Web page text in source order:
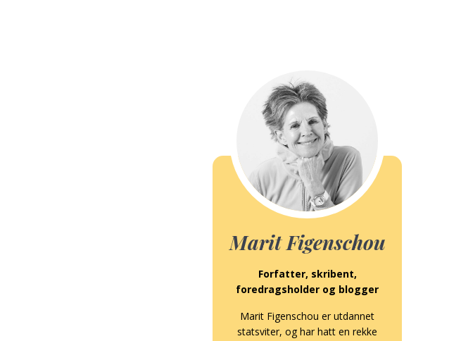
Marit Figenschou
Forfatter, skribent,
foredragsholder og blogger
Marit Figenschou er utdannet
statsviter, og har hatt en rekke